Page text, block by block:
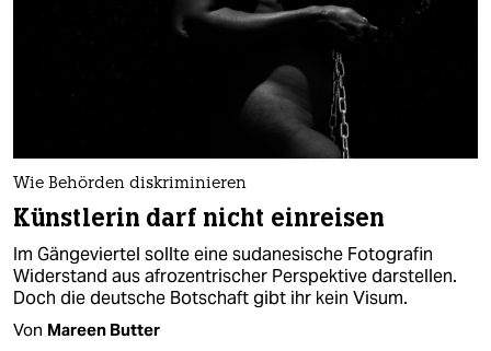
Wie Behörden diskriminieren
Künstlerin darf nicht einreisen
Im Gängeviertel sollte eine sudanesische Fotografin
Widerstand aus afrozentrischer Perspektive darstellen.
Doch die deutsche Botschaft gibt ihr kein Visum.
Von Mareen Butter